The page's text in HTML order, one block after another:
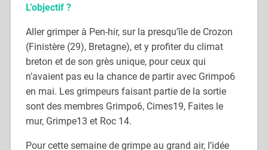
L’objectif ?
Aller grimper à Pen-hir, sur la presqu’île de Crozon
(Finistère (29), Bretagne), et y profiter du climat
breton et de son grès unique, pour ceux qui
n’avaient pas eu la chance de partir avec Grimpo6
en mai. Les grimpeurs faisant partie de la sortie
sont des membres Grimpo6, Cimes19, Faites le
mur, Grimpe13 et Roc 14.
Pour cette semaine de grimpe au grand air, l’idée